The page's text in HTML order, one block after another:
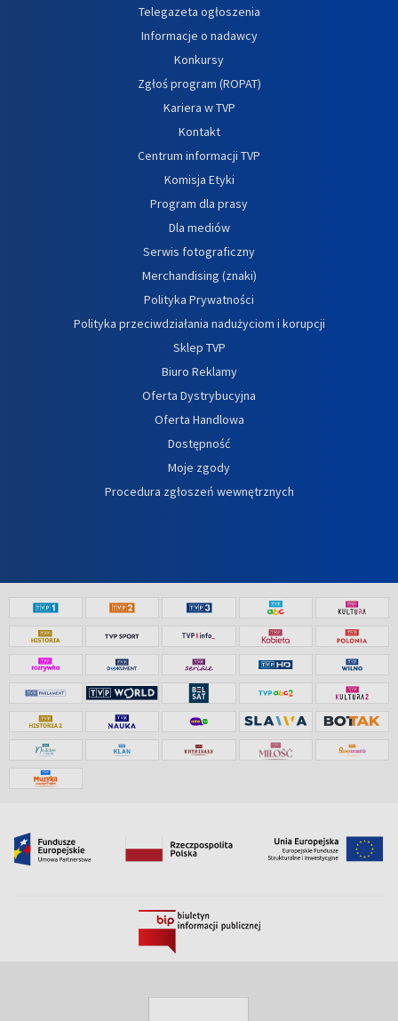
Telegazeta ogłoszenia
Informacje o nadawcy
Konkursy
Zgłoś program (ROPAT)
Kariera w TVP
Kontakt
Centrum informacji TVP
Komisja Etyki
Program dla prasy
Dla mediów
Serwis fotograficzny
Merchandising (znaki)
Polityka Prywatności
Polityka przeciwdziałania nadużyciom i korupcji
Sklep TVP
Biuro Reklamy
Oferta Dystrybucyjna
Oferta Handlowa
Dostępność
Moje zgody
Procedura zgłoszeń wewnętrznych